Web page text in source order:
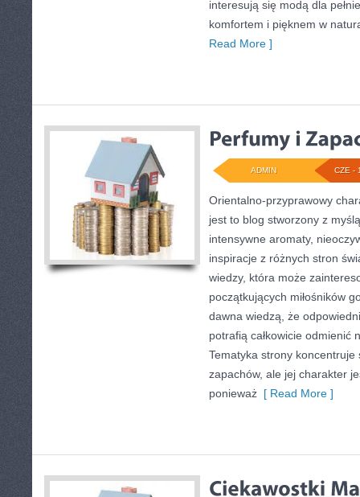
interesują się modą dla
komfortem i pięknem w
Read More ]
CZE -
ADMIN
Orientalno-przyprawowy
jest to blog stworzony z
intensywne aromaty,
inspiracje z różnych stron
wiedzy, która może
początkujących miłośników
dawna wiedzą, że
potrafią całkowicie odmienić
Tematyka strony koncentruje
zapachów, ale jej charakter
ponieważ [ Read More ]